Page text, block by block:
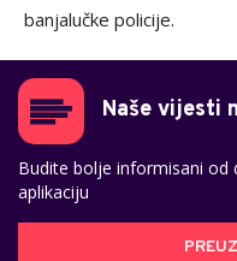
banjalučke policije.
Naše vijesti
Budite bolje informisani od
aplikaciju